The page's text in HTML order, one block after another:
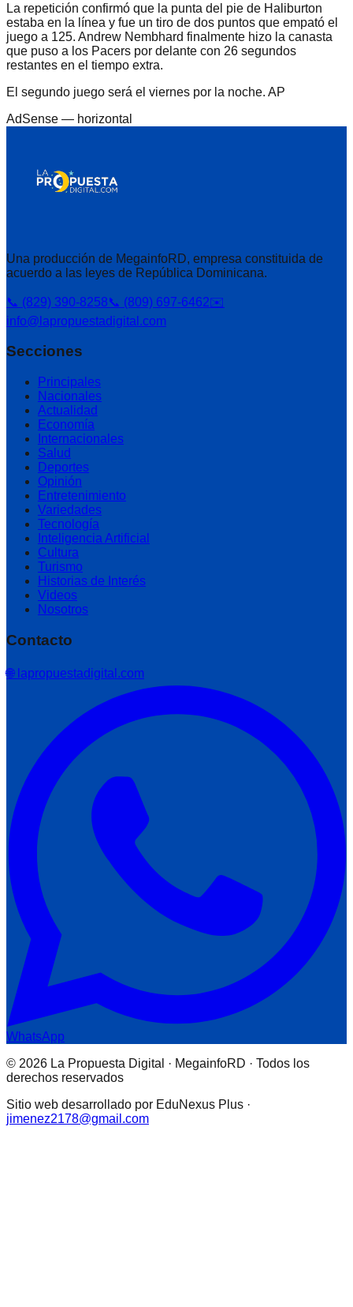
La repetición confirmó que la punta del pie de Haliburton
estaba en la línea y fue un tiro de dos puntos que empató el
juego a 125. Andrew Nembhard finalmente hizo la canasta
que puso a los Pacers por delante con 26 segundos
restantes en el tiempo extra.
El segundo juego será el viernes por la noche. AP
AdSense — horizontal
Una producción de MegainfoRD, empresa constituida de
acuerdo a las leyes de República Dominicana.
📞 (829) 390-8258📞 (809) 697-6462✉️
info@lapropuestadigital.com
Secciones
Principales
Nacionales
Actualidad
Economía
Internacionales
Salud
Deportes
Opinión
Entretenimiento
Variedades
Tecnología
Inteligencia Artificial
Cultura
Turismo
Historias de Interés
Videos
Nosotros
Contacto
🌐 lapropuestadigital.com
WhatsApp
© 2026 La Propuesta Digital · MegainfoRD · Todos los
derechos reservados
Sitio web desarrollado por EduNexus Plus ·
jimenez2178@gmail.com